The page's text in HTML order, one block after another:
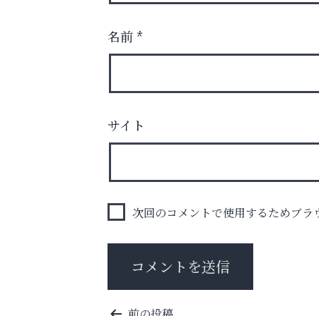
洋服お売りください！ 買取サービスは
阪神相続相談協会
名前 *
サイト
次回のコメントで使用するためブラ